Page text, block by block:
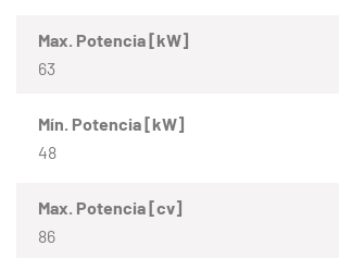
Max. Potencia [kW]
63
Mín. Potencia [kW]
48
Max. Potencia [cv]
86